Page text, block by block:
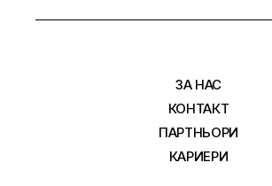
ЗА НАС
КОНТАКТ
ПАРТНЬОРИ
КАРИЕРИ